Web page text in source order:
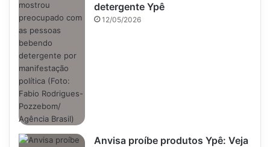
detergente Ypê
12/05/2026
Anvisa proíbe produtos Ypê: Veja